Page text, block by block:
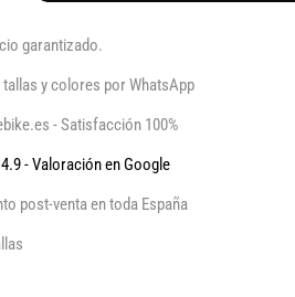
garantizado.
y colores por WhatsApp
- Satisfacción 100%
4.9 - Valoración en Google
post-venta en toda España